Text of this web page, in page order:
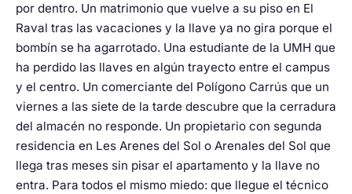
por dentro. Un matrimonio que vuelve a su piso en El
Raval tras las vacaciones y la llave ya no gira porque el
bombín se ha agarrotado. Una estudiante de la UMH que
ha perdido las llaves en algún trayecto entre el campus
y el centro. Un comerciante del Polígono Carrús que un
viernes a las siete de la tarde descubre que la cerradura
del almacén no responde. Un propietario con segunda
residencia en Les Arenes del Sol o Arenales del Sol que
llega tras meses sin pisar el apartamento y la llave no
entra. Para todos el mismo miedo: que llegue el técnico